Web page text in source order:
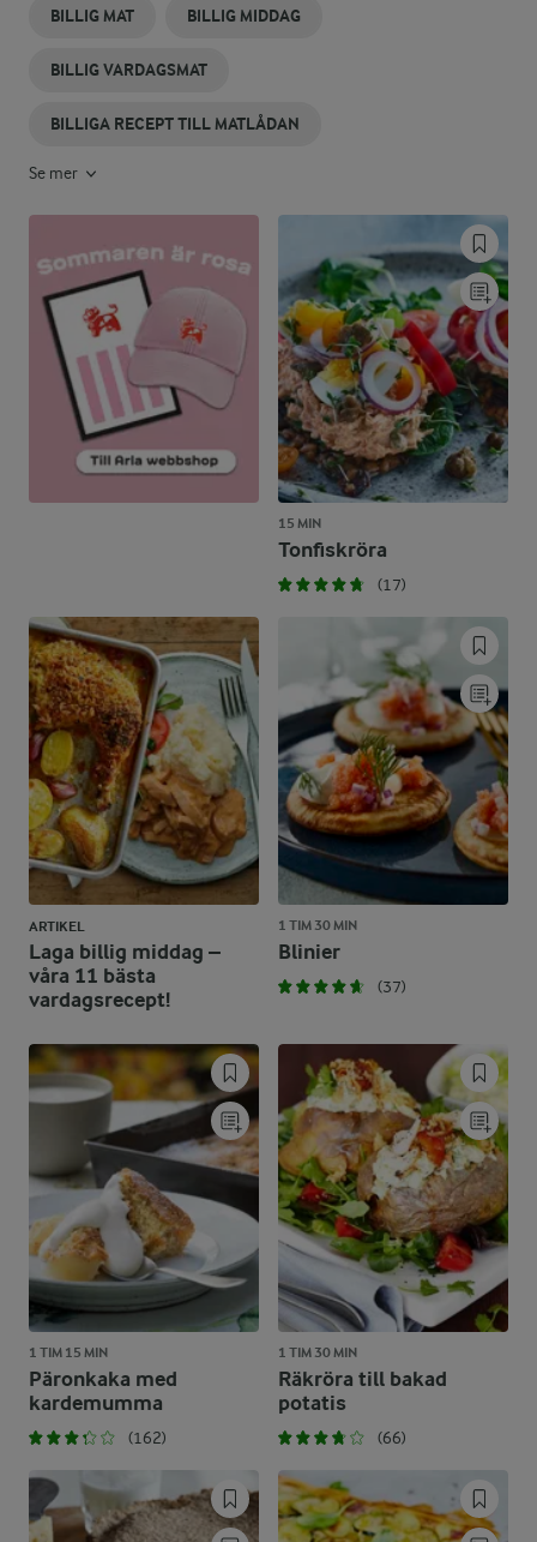
BILLIG MAT BILLIG MIDDAG
BILLIG VARDAGSMAT
BILLIGA RECEPT TILL MATLÅDAN
Se mer
15 MIN
Tonfiskröra
(17)
ARTIKEL
Laga billig middag –
våra 11 bästa
vardagsrecept!
1 TIM 30 MIN
Blinier
(37)
1 TIM 15 MIN
Päronkaka med
kardemumma
(162)
1 TIM 30 MIN
Räkröra till bakad
potatis
(66)